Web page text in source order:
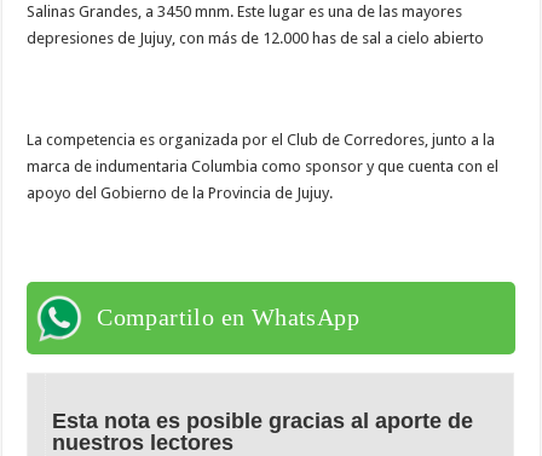
Salinas Grandes, a 3450 mnm. Este lugar es una de las mayores
depresiones de Jujuy, con más de 12.000 has de sal a cielo abierto
La competencia es organizada por el Club de Corredores, junto a la
marca de indumentaria Columbia como sponsor y que cuenta con el
apoyo del Gobierno de la Provincia de Jujuy.
Compartilo en WhatsApp
Esta nota es posible gracias al aporte de
nuestros lectores